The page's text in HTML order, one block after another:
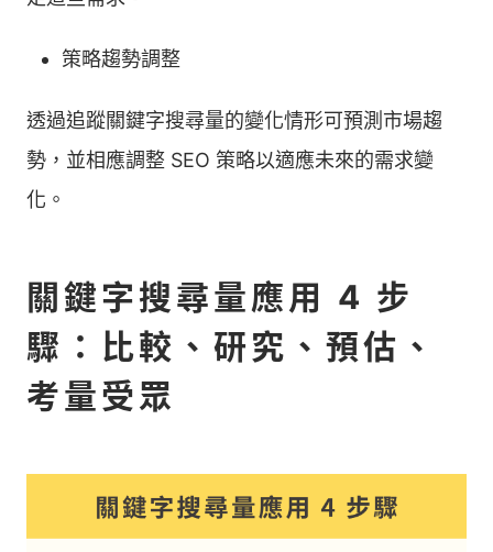
策略趨勢調整
透過追蹤關鍵字搜尋量的變化情形可預測市場趨
勢，並相應調整 SEO 策略以適應未來的需求變
化。
關鍵字搜尋量應用 4 步
驟：比較、研究、預估、
考量受眾